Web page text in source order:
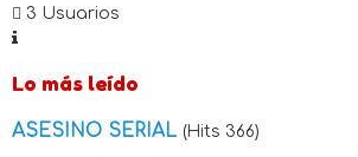
3 Usuarios
Lo más leído
ASESINO SERIAL (Hits 366)